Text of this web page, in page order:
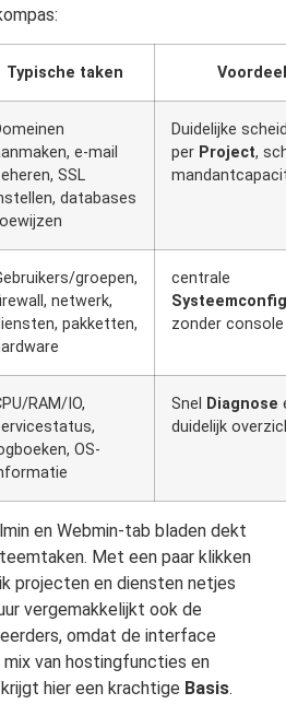
Typische taken Voordeel
e-mail
SSL
databases
Duidelijke
per Project,
groepen,
netwerk,
pakketten,
centrale
zonder console
RAM/IO,
OS-
Snel Diagnose
duidelijk
en Webmin-tab bladen dekt
Met een paar klikken
projecten en diensten netjes
vergemakkelijkt ook de
omdat de interface
van hostingfuncties en
hier een krachtige Basis.